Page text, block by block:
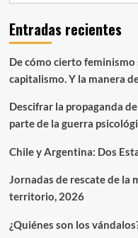
DE
MUERTE.
Estructural
y
trampas
del
“Género”
Edición
libro
completo)
Entradas recientes
De cómo cierto
capitalismo. Y la manera
Descifrar la propaganda
parte de la guerra
Chile y Argentina: Dos
Jornadas de rescate de la
territorio, 2026
¿Quiénes son los